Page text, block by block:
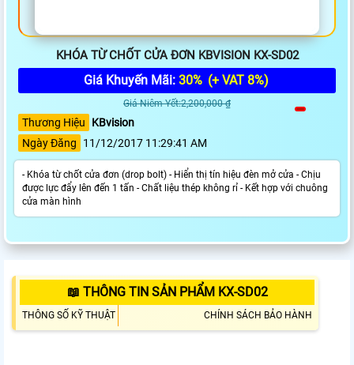
KHÓA TỪ CHỐT CỬA ĐƠN KBVISION KX-SD02
Giá Khuyến Mãi: 30% (+ VAT 8%)
Giá Niêm Yết:2,200,000 ₫
Thương Hiệu
KBvision
Ngày Đăng
11/12/2017 11:29:41 AM
- Khóa từ chốt cửa đơn (drop bolt) - Hiển thị tín hiệu đèn mở cửa - Chịu
được lực đẩy lên đến 1 tấn - Chất liệu thép không rỉ - Kết hợp với chuông
cửa màn hình
📖 THÔNG TIN SẢN PHẨM KX-SD02
THÔNG SỐ KỸ THUẬT CHÍNH SÁCH BẢO HÀNH